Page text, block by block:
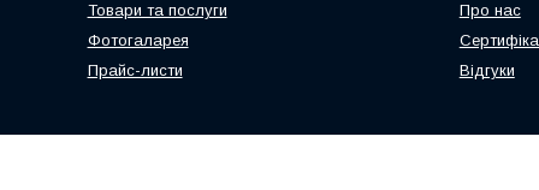
Товари та послуги
Фотогаларея
Прайс-листи
Про нас
Відгуки